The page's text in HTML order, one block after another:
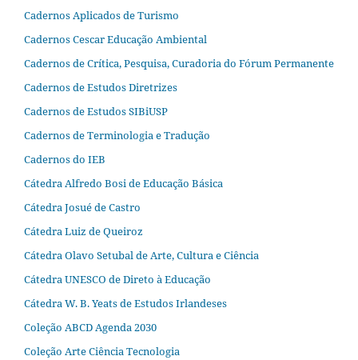
Cadernos Aplicados de Turismo
Cadernos Cescar Educação Ambiental
Cadernos de Crítica, Pesquisa, Curadoria do Fórum Permanente
Cadernos de Estudos Diretrizes
Cadernos de Estudos SIBiUSP
Cadernos de Terminologia e Tradução
Cadernos do IEB
Cátedra Alfredo Bosi de Educação Básica
Cátedra Josué de Castro
Cátedra Luiz de Queiroz
Cátedra Olavo Setubal de Arte, Cultura e Ciência
Cátedra UNESCO de Direto à Educação
Cátedra W. B. Yeats de Estudos Irlandeses
Coleção ABCD Agenda 2030
Coleção Arte Ciência Tecnologia